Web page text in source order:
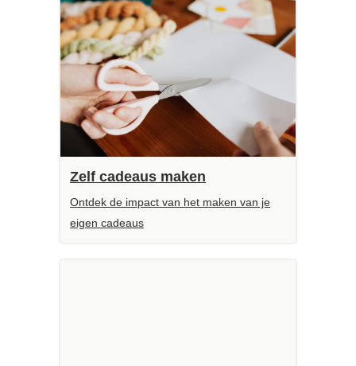
Zelf cadeaus maken
Ontdek de impact van het maken van je
eigen cadeaus